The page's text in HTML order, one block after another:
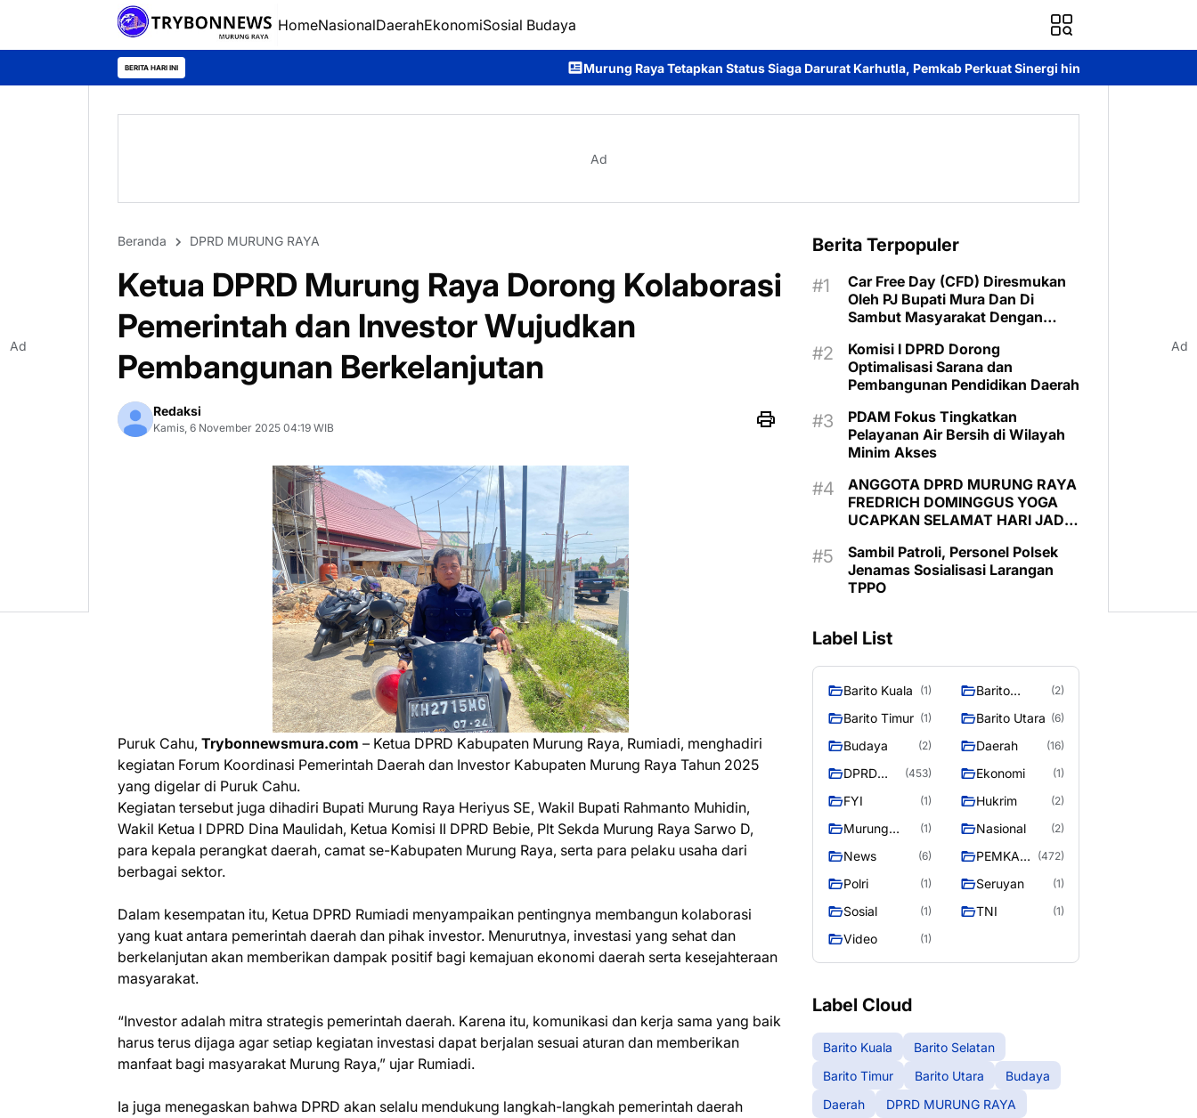
HomeNasionalDaerahEkonomiSosial Budaya
BERITA HARI INI Murung Raya Tetapkan Status Siaga Darurat Karhutla, Pemkab Perkuat Sinergi hingga Tingkat Desa Kantah Murung Raya
Ad
Beranda DPRD MURUNG RAYA
Ketua DPRD Murung Raya Dorong Kolaborasi
Pemerintah dan Investor Wujudkan
Pembangunan Berkelanjutan
Redaksi
Kamis, 6 November 2025 04:19 WIB
Puruk Cahu, Trybonnewsmura.com – Ketua DPRD Kabupaten Murung Raya, Rumiadi, menghadiri
kegiatan Forum Koordinasi Pemerintah Daerah dan Investor Kabupaten Murung Raya Tahun 2025
yang digelar di Puruk Cahu.
Kegiatan tersebut juga dihadiri Bupati Murung Raya Heriyus SE, Wakil Bupati Rahmanto Muhidin,
Wakil Ketua I DPRD Dina Maulidah, Ketua Komisi II DPRD Bebie, Plt Sekda Murung Raya Sarwo D,
para kepala perangkat daerah, camat se-Kabupaten Murung Raya, serta para pelaku usaha dari
berbagai sektor.
Dalam kesempatan itu, Ketua DPRD Rumiadi menyampaikan pentingnya membangun kolaborasi
yang kuat antara pemerintah daerah dan pihak investor. Menurutnya, investasi yang sehat dan
berkelanjutan akan memberikan dampak positif bagi kemajuan ekonomi daerah serta kesejahteraan
masyarakat.
“Investor adalah mitra strategis pemerintah daerah. Karena itu, komunikasi dan kerja sama yang baik
harus terus dijaga agar setiap kegiatan investasi dapat berjalan sesuai aturan dan memberikan
manfaat bagi masyarakat Murung Raya,” ujar Rumiadi.
Ia juga menegaskan bahwa DPRD akan selalu mendukung langkah-langkah pemerintah daerah
Berita Terpopuler
Car Free Day (CFD) Diresmukan
Oleh PJ Bupati Mura Dan Di
Sambut Masyarakat Dengan
Komisi I DPRD Dorong
Optimalisasi Sarana dan
Pembangunan Pendidikan Daerah
PDAM Fokus Tingkatkan
Pelayanan Air Bersih di Wilayah
Minim Akses
ANGGOTA DPRD MURUNG RAYA
FREDRICH DOMINGGUS YOGA
UCAPKAN SELAMAT HARI JADI
RAYA
Sambil Patroli, Personel Polsek
Jenamas Sosialisasi Larangan
TPPO
Label List
Barito Kuala (1)
Barito
(2)
Barito Timur (1) Barito Utara (6)
Budaya (2) Daerah (16)
DPRD
RAYA
(453) Ekonomi (1)
FYI (1) Hukrim (2)
Murung
(1) Nasional (2)
News (6)
PEMKAB
RAYA
(472)
Polri (1) Seruyan (1)
Sosial (1) TNI (1)
Video (1)
Label Cloud
Barito Kuala
Barito Selatan
Barito Timur
Barito Utara
Budaya
Daerah
DPRD MURUNG RAYA
Ad Ad